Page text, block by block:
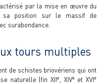
par la mise en œuvre du
sa position sur le massif de
surabondance.
tours multiples
de schistes briovériens qui ont
naturelle (fin XIIe , XIVe et XVIe